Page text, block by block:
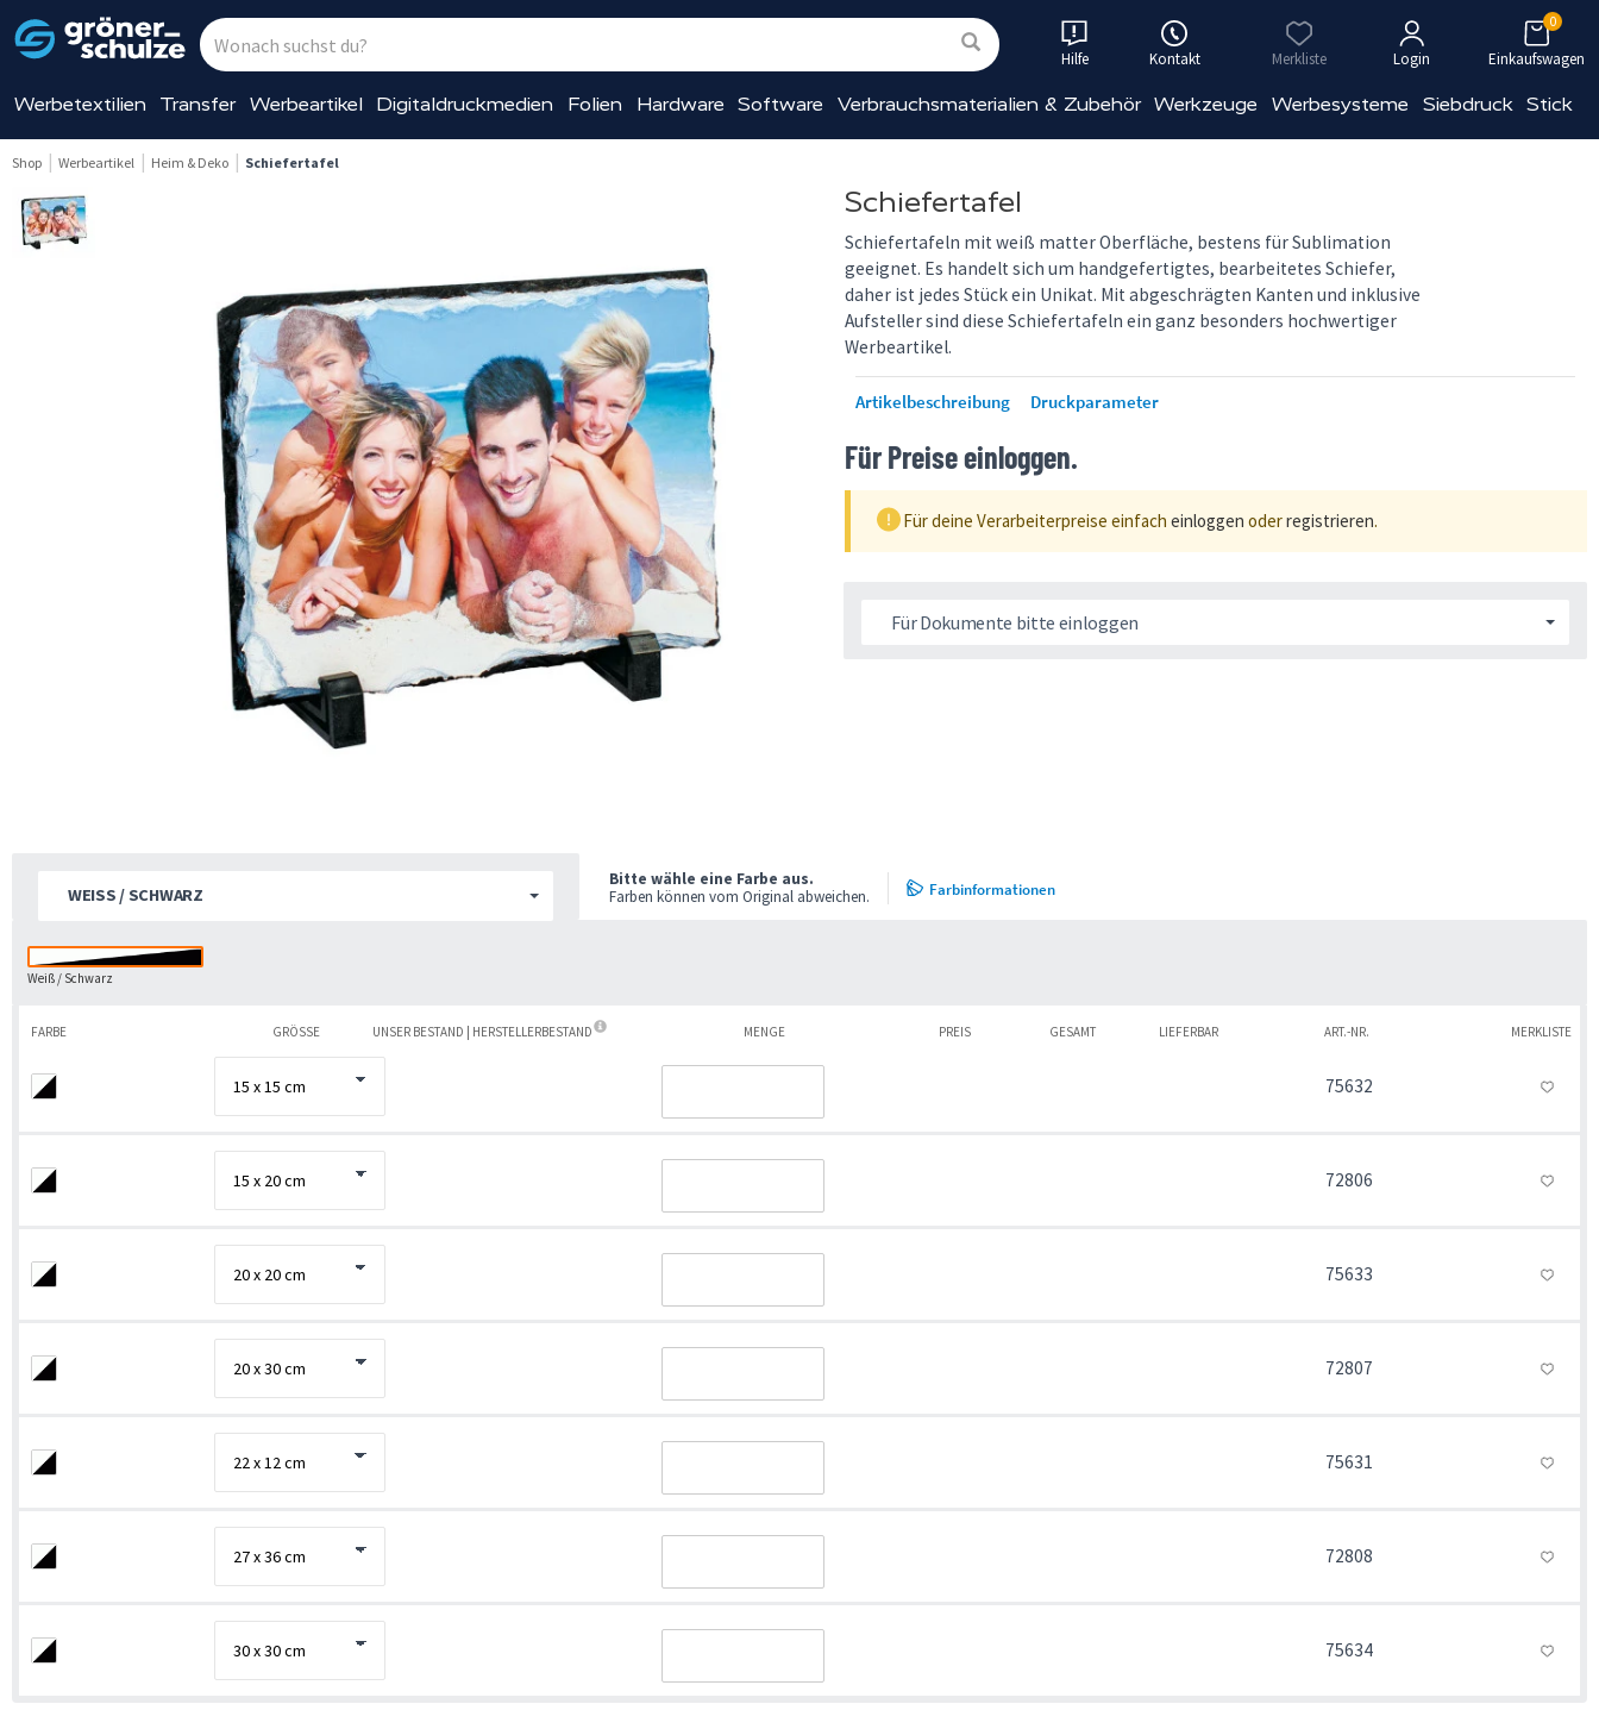
Hilfe Kontakt Merkliste Login Einkaufswagen
0
Werbetextilien Transfer Werbeartikel Digitaldruckmedien Folien Hardware Software Verbrauchsmaterialien & Zubehör Werkzeuge Werbesysteme Siebdruck Stick
Shop Werbeartikel Heim & Deko Schiefertafel
Schiefertafel
Schiefertafeln mit weiß matter Oberfläche, bestens für Sublimation
geeignet. Es handelt sich um handgefertigtes, bearbeitetes Schiefer,
daher ist jedes Stück ein Unikat. Mit abgeschrägten Kanten und inklusive
Aufsteller sind diese Schiefertafeln ein ganz besonders hochwertiger
Werbeartikel.
Artikelbeschreibung Druckparameter
Für Preise einloggen.
Für deine Verarbeiterpreise einfach einloggen oderregistrieren.
Für Dokumente bitte einloggen
Weiß / Schwarz
WEISS / SCHWARZ
Bitte wähle eine Farbe aus.
Farben können vom Original abweichen.
Farbinformationen
FARBE GRÖSSE UNSER BESTAND | HERSTELLERBESTAND MENGE PREIS GESAMT LIEFERBAR ART.-NR.
75632
MERKLISTE
72806
75633
72807
75631
72808
75634